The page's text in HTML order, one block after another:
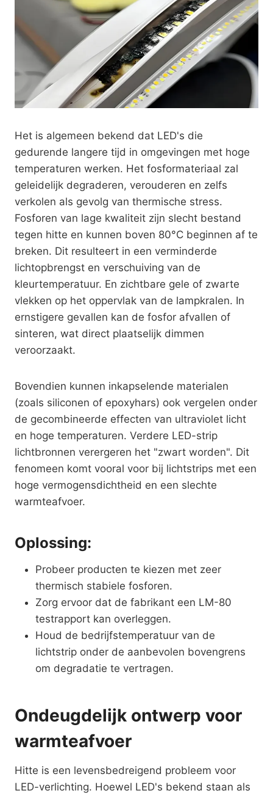
Het is algemeen bekend dat LED's die
gedurende langere tijd in omgevingen met hoge
temperaturen werken. Het fosformateriaal zal
geleidelijk degraderen, verouderen en zelfs
verkolen als gevolg van thermische stress.
Fosforen van lage kwaliteit zijn slecht bestand
tegen hitte en kunnen boven 80°C beginnen af te
breken. Dit resulteert in een verminderde
lichtopbrengst en verschuiving van de
kleurtemperatuur. En zichtbare gele of zwarte
vlekken op het oppervlak van de lampkralen. In
ernstigere gevallen kan de fosfor afvallen of
sinteren, wat direct plaatselijk dimmen
veroorzaakt.
Bovendien kunnen inkapselende materialen
(zoals siliconen of epoxyhars) ook vergelen onder
de gecombineerde effecten van ultraviolet licht
en hoge temperaturen. Verdere LED-strip
lichtbronnen verergeren het "zwart worden". Dit
fenomeen komt vooral voor bij lichtstrips met een
hoge vermogensdichtheid en een slechte
warmteafvoer.
Oplossing:
Probeer producten te kiezen met zeer
thermisch stabiele fosforen.
Zorg ervoor dat de fabrikant een LM-80
testrapport kan overleggen.
Houd de bedrijfstemperatuur van de
lichtstrip onder de aanbevolen bovengrens
om degradatie te vertragen.
Ondeugdelijk ontwerp voor
warmteafvoer
Hitte is een levensbedreigend probleem voor
LED-verlichting. Hoewel LED's bekend staan als